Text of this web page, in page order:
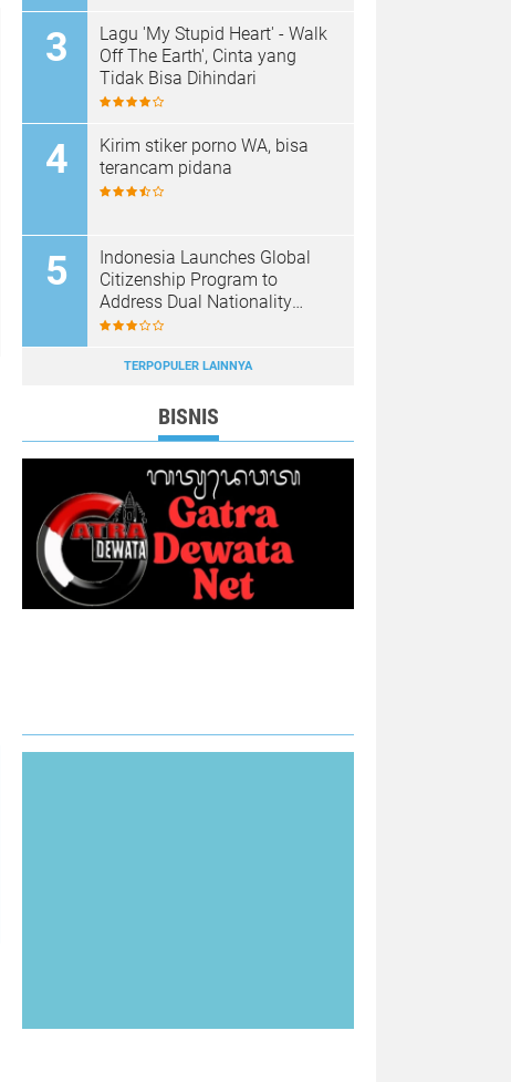
Lagu 'My Stupid Heart' - Walk
Off The Earth', Cinta yang
Tidak Bisa Dihindari
Kirim stiker porno WA, bisa
terancam pidana
Indonesia Launches Global
Citizenship Program to
Address Dual Nationality
Issues
TERPOPULER LAINNYA
BISNIS